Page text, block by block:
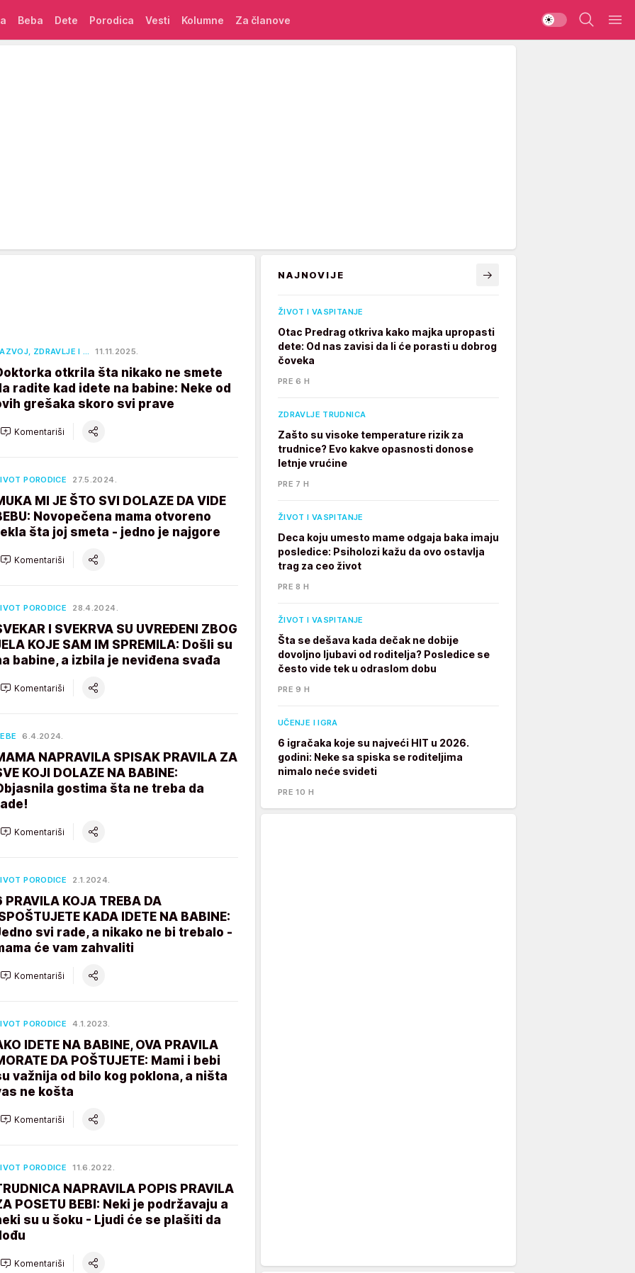
Beba Dete Porodica Vesti Kolumne Za članove
ZDRAVLJE I … 11.11.2025.
otkrila šta nikako ne smete
radite kad idete na babine: Neke od
grešaka skoro svi prave
Komentariši
PORODICE 27.5.2024.
MI JE ŠTO SVI DOLAZE DA VIDE
Novopečena mama otvoreno
šta joj smeta - jedno je najgore
Komentariši
PORODICE 28.4.2024.
I SVEKRVA SU UVREĐENI ZBOG
KOJE SAM IM SPREMILA: Došli su
babine, a izbila je neviđena svađa
Komentariši
6.4.2024.
NAPRAVILA SPISAK PRAVILA ZA
KOJI DOLAZE NA BABINE:
gostima šta ne treba da
Komentariši
PORODICE 2.1.2024.
PRAVILA KOJA TREBA DA
KADA IDETE NA BABINE:
svi rade, a nikako ne bi trebalo -
će vam zahvaliti
Komentariši
PORODICE 4.1.2023.
IDETE NA BABINE, OVA PRAVILA
DA POŠTUJETE: Mami i bebi
važnija od bilo kog poklona, a ništa
ne košta
Komentariši
PORODICE 11.6.2022.
NAPRAVILA POPIS PRAVILA
POSETU BEBI: Neki je podržavaju a
su u šoku - Ljudi će se plašiti da
Komentariši
NAJNOVIJE
ŽIVOT I VASPITANJE
Otac Predrag otkriva kako majka upropasti
dete: Od nas zavisi da li će porasti u dobrog
čoveka
PRE 6 H
ZDRAVLJE TRUDNICA
Zašto su visoke temperature rizik za
trudnice? Evo kakve opasnosti donose
letnje vrućine
PRE 7 H
ŽIVOT I VASPITANJE
Deca koju umesto mame odgaja baka imaju
posledice: Psiholozi kažu da ovo ostavlja
trag za ceo život
PRE 8 H
ŽIVOT I VASPITANJE
Šta se dešava kada dečak ne dobije
dovoljno ljubavi od roditelja? Posledice se
često vide tek u odraslom dobu
PRE 9 H
UČENJE I IGRA
6 igračaka koje su najveći HIT u 2026.
godini: Neke sa spiska se roditeljima
nimalo neće svideti
PRE 10 H